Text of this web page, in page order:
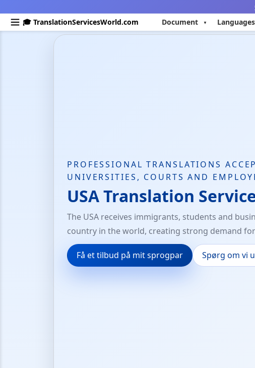
🎓 TranslationServicesWorld.com
Document Languages
PROFESSIONAL TRANSLATIONS
UNIVERSITIES, COURTS AND
USA Translation
The USA receives immigrants, students and
country in the world, creating strong demand
Få et tilbud på mit sprogpar Spørg om vi